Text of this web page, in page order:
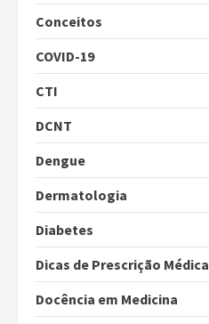
Conceitos
COVID-19
CTI
DCNT
Dengue
Dermatologia
Diabetes
Dicas de Prescrição Médica
Docência em Medicina